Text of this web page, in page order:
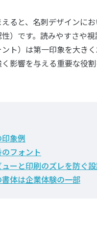
ると、名刺デザインに
性）です。読みやすさや
ト）は第一印象を大き
影響を与える重要な役割
象例
フォント
ューと印刷のズレを防ぐ
体は企業体験の一部